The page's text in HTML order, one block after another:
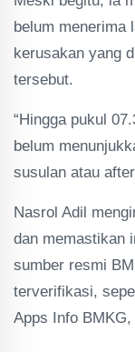
belum menerima
kerusakan yang
tersebut.
“Hingga pukul
belum
susulan atau
Nasrol Adil
dan memastikan
sumber resmi
terverifikasi,
Apps Info